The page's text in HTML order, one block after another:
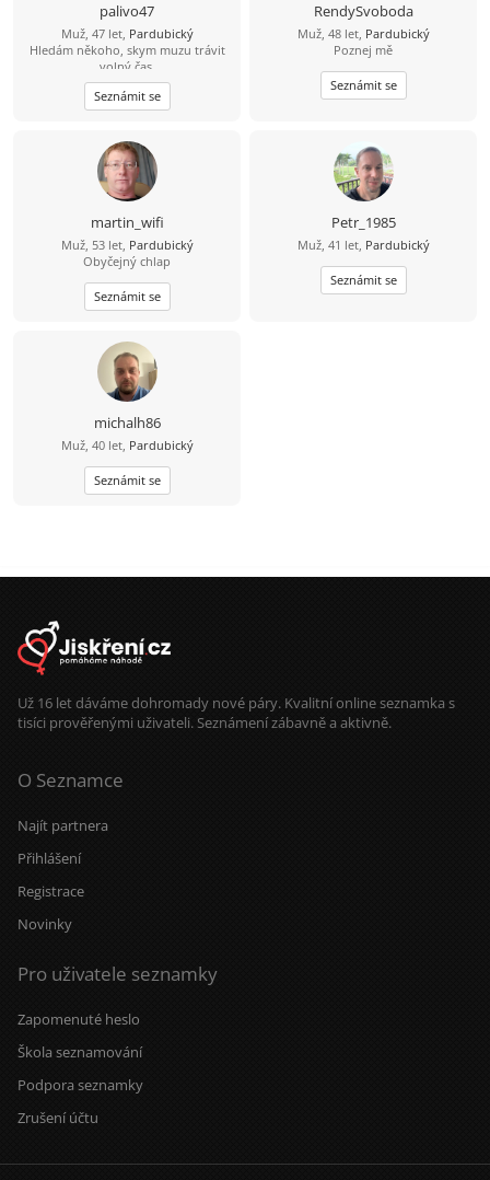
palivo47
Muž, 47 let, Pardubický
Hledám někoho, skym muzu trávit
,volný čas..
Seznámit se
RendySvoboda
Muž, 48 let, Pardubický
Poznej mě
Seznámit se
martin_wifi
Muž, 53 let, Pardubický
Obyčejný chlap
Seznámit se
Petr_1985
Muž, 41 let, Pardubický
Seznámit se
michalh86
Muž, 40 let, Pardubický
Seznámit se
Už 16 let dáváme dohromady nové páry. Kvalitní online seznamka s
tisíci prověřenými uživateli. Seznámení zábavně a aktivně.
O Seznamce
Najít partnera
Přihlášení
Registrace
Novinky
Pro uživatele seznamky
Zapomenuté heslo
Škola seznamování
Podpora seznamky
Zrušení účtu